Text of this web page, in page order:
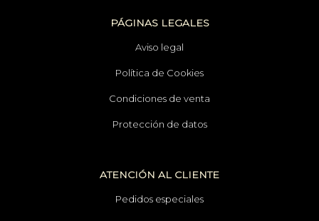
PÁGINAS LEGALES
Aviso legal
Política de Cookies
Condiciones de venta
Protección de datos
ATENCIÓN AL CLIENTE
Pedidos especiales